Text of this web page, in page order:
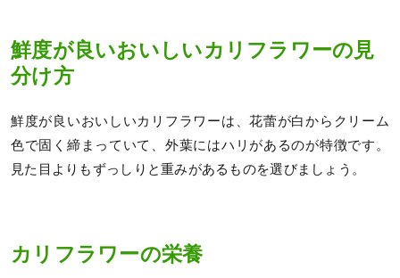
鮮度が良いおいしいカリフラワーの見
分け方
鮮度が良いおいしいカリフラワーは、花蕾が白からクリーム
色で固く締まっていて、外葉にはハリがあるのが特徴です。
見た目よりもずっしりと重みがあるものを選びましょう。
カリフラワーの栄養